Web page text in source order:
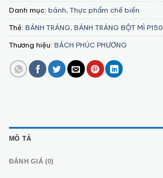
Danh mục: bánh, Thực phẩm chế biến
Thẻ: BÁNH TRÁNG, BÁNH TRÁNG BỘT MÌ P150
Thương hiệu: BÁCH PHÚC PHƯƠNG
MÔ TẢ
ĐÁNH GIÁ (0)